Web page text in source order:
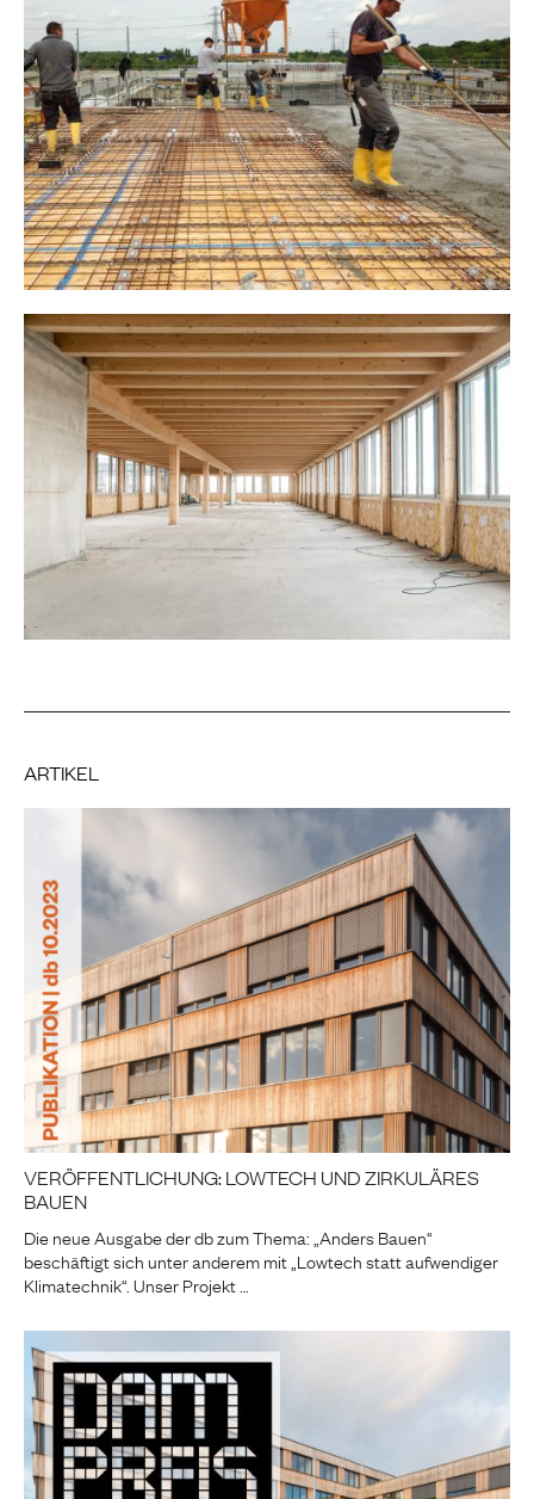
ARTIKEL
VERÖFFENTLICHUNG: LOWTECH UND ZIRKULÄRES
BAUEN
Die neue Ausgabe der db zum Thema: „Anders Bauen“
beschäftigt sich unter anderem mit „Lowtech statt aufwendiger
Klimatechnik“. Unser Projekt …